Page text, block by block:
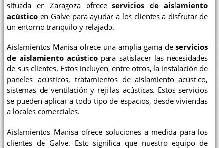
situada en Zaragoza ofreceservicios de aislamiento
acústico en Galve para ayudar a los clientes a disfrutar de
un entorno tranquilo y relajado.
Aislamientos Manisa ofrece una amplia gama deservicios
de aislamiento acústicopara satisfacer las necesidades
de sus clientes. Estos incluyen, entre otros, la instalación de
paneles acústicos, tratamientos de aislamiento acústico,
sistemas de ventilación y rejillas acústicas. Estos servicios
se pueden aplicar a todo tipo de espacios, desde viviendas
a locales comerciales.
Aislamientos Manisa ofrece soluciones a medida para los
clientes de Galve. Esto significa que nuestro equipo de